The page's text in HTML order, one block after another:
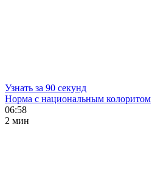
Узнать за 90 секунд
Норма с национальным колоритом
06:58
2 мин